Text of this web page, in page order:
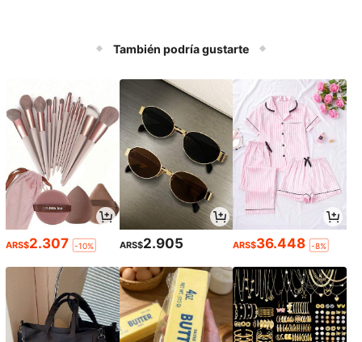
También podría gustarte
ARS$2.307 -10% ARS$2.905 ARS$36.448 -8%